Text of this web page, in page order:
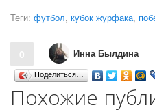
Теги: футбол, кубок журфака,
0 Инна Былдина
Поделиться…
Похожие